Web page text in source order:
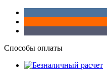
Способы оплаты